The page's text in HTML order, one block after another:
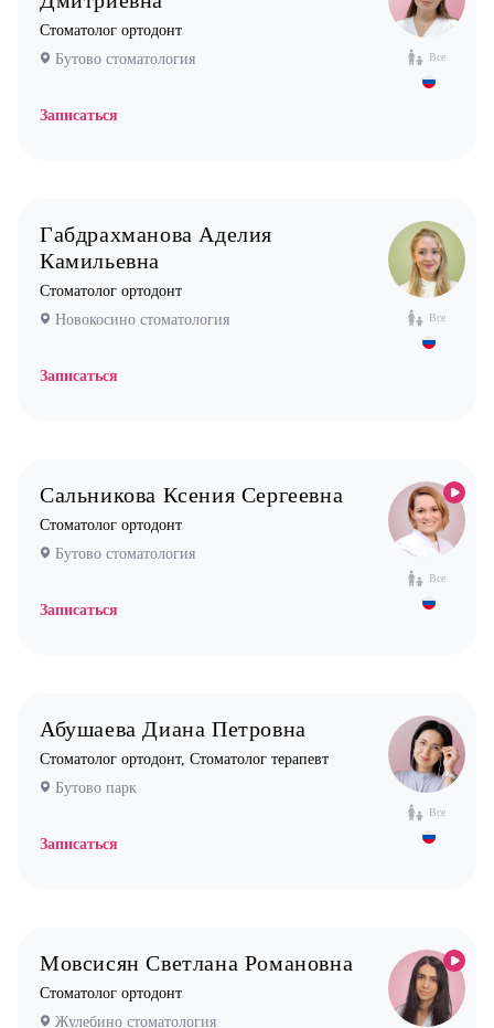
Стоматолог имплантолог
Стоматолог ортодонт
Стоматолог хирург
Уролог
Физиотерапевт
Эндокринолог
Все
Стоматолог ортодонт
Бутово стоматология
Записаться
Все
Габдрахманова Аделия
Камильевна
Стоматолог ортодонт
Новокосино стоматология
Записаться
Все
Сальникова Ксения Сергеевна
Стоматолог ортодонт
Бутово стоматология
Записаться
Все
Абушаева Диана Петровна
Стоматолог ортодонт, Стоматолог терапевт
Бутово парк
Записаться
Мовсисян Светлана Романовна
Стоматолог ортодонт
Жулебино стоматология